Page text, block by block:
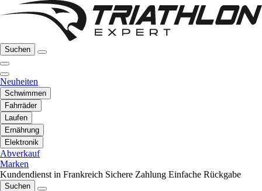
Suchen
Neuheiten
Schwimmen
Fahrräder
Laufen
Ernährung
Elektronik
Abverkauf
Marken
Kundendienst in Frankreich Sichere Zahlung Einfache Rückgabe
Suchen